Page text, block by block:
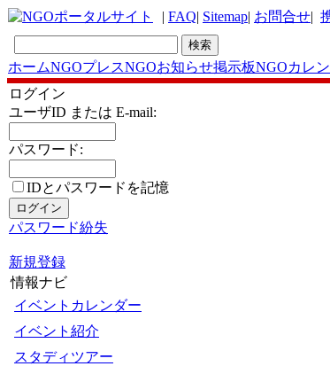
| FAQ| Sitemap| お問合せ|
ホームNGOプレスNGOお知らせ掲示板NGOカレ
ログイン
ユーザID または E-mail:
パスワード:
IDとパスワードを記憶
パスワード紛失
新規登録
情報ナビ
イベントカレンダー
イベント紹介
スタディツアー